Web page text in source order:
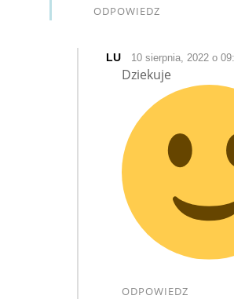
ODPOWIEDZ
LU 10 sierpnia, 2022 o
Dziekuje
ODPOWIEDZ